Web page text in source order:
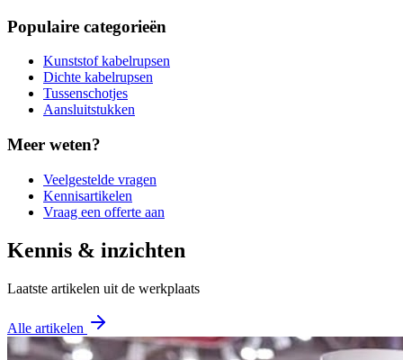
Populaire categorieën
Kunststof kabelrupsen
Dichte kabelrupsen
Tussenschotjes
Aansluitstukken
Meer weten?
Veelgestelde vragen
Kennisartikelen
Vraag een offerte aan
Kennis & inzichten
Laatste artikelen uit de werkplaats
Alle artikelen